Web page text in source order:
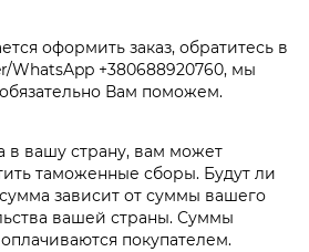
оформить заказ, обратитесь в
WhatsApp +380688920760, мы
Вам поможем.
вашу страну, вам может
таможенные сборы. Будут ли
зависит от суммы вашего
вашей страны. Суммы
покупателем.